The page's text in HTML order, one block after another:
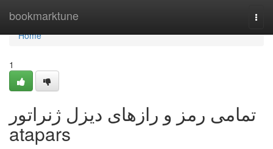
bookmarktune
Home
Home
1
تمامی رمز و رازهای دیزل ژنراتور
atapars